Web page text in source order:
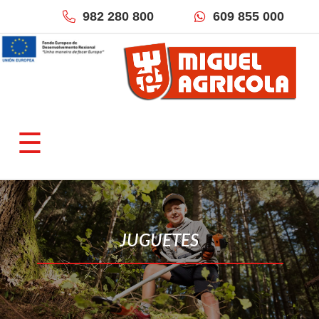
982 280 800 609 855 000
☰
×
QUIÉNES SOMOS
Empresa
Localización & Contacto
TIENDAS ONLINE
Miguel Agrícola
Inforecambios
JUGUETES